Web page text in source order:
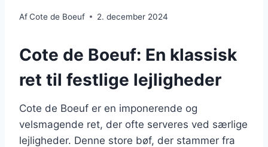
AfCote de Boeuf 2. december 2024
Cote de Boeuf: En klassisk
ret til festlige lejligheder
Cote de Boeuf er en imponerende og
velsmagende ret, der ofte serveres ved særlige
lejligheder. Denne store bøf, der stammer fra